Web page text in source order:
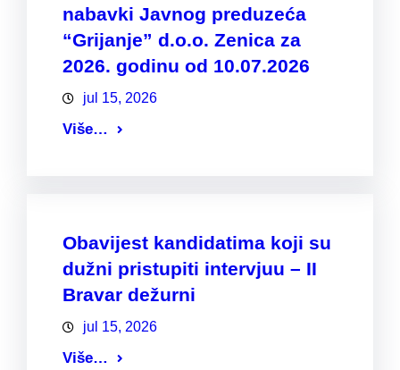
nabavki Javnog preduzeća
“Grijanje” d.o.o. Zenica za
2026. godinu od 10.07.2026
jul 15, 2026
Više…
Obavijest kandidatima koji su
dužni pristupiti intervjuu – II
Bravar dežurni
jul 15, 2026
Više…